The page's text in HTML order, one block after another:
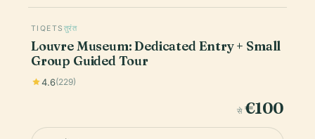
TIQETS तुरंत
Louvre Museum: Dedicated Entry + Small
Group Guided Tour
4.6(229)
से €100